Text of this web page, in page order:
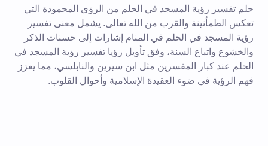
حلم تفسير رؤية المسجد في الحلم من الرؤى المحمودة التي
تعكس الطمأنينة والقرب من الله تعالى. يشمل معنى تفسير
رؤية المسجد في الحلم في المنام إشارات إلى حسنات الذكر
والخشوع واتباع السنة، وفق تأويل رؤيا تفسير رؤية المسجد في
الحلم عند كبار المفسرين مثل ابن سيرين والنابلسي، مما يعزز
فهم الرؤية في ضوء العقيدة الإسلامية وأحوال القلوب.